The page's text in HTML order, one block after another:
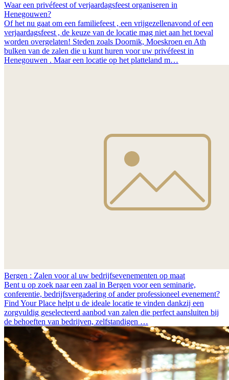
Waar een privéfeest of verjaardagsfeest organiseren in
Henegouwen?
Of het nu gaat om een familiefeest , een vrijgezellenavond of een
verjaardagsfeest , de keuze van de locatie mag niet aan het toeval
worden overgelaten! Steden zoals Doornik, Moeskroen en Ath
bulken van de zalen die u kunt huren voor uw privéfeest in
Henegouwen . Maar een locatie op het platteland m…
Bergen : Zalen voor al uw bedrijfsevenementen op maat
Bent u op zoek naar een zaal in Bergen voor een seminarie,
conferentie, bedrijfsvergadering of ander professioneel evenement?
Find Your Place helpt u de ideale locatie te vinden dankzij een
zorgvuldig geselecteerd aanbod van zalen die perfect aansluiten bij
de behoeften van bedrijven, zelfstandigen …